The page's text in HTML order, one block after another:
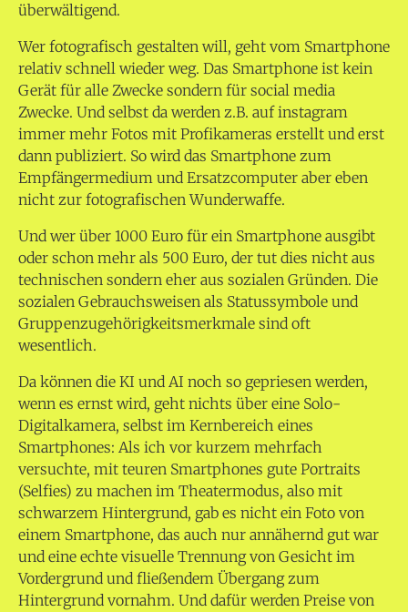
überwältigend.
Wer fotografisch gestalten will, geht vom Smartphone
relativ schnell wieder weg. Das Smartphone ist kein
Gerät für alle Zwecke sondern für social media
Zwecke. Und selbst da werden z.B. auf instagram
immer mehr Fotos mit Profikameras erstellt und erst
dann publiziert. So wird das Smartphone zum
Empfängermedium und Ersatzcomputer aber eben
nicht zur fotografischen Wunderwaffe.
Und wer über 1000 Euro für ein Smartphone ausgibt
oder schon mehr als 500 Euro, der tut dies nicht aus
technischen sondern eher aus sozialen Gründen. Die
sozialen Gebrauchsweisen als Statussymbole und
Gruppenzugehörigkeitsmerkmale sind oft
wesentlich.
Da können die KI und AI noch so gepriesen werden,
wenn es ernst wird, geht nichts über eine Solo-
Digitalkamera, selbst im Kernbereich eines
Smartphones: Als ich vor kurzem mehrfach
versuchte, mit teuren Smartphones gute Portraits
(Selfies) zu machen im Theatermodus, also mit
schwarzem Hintergrund, gab es nicht ein Foto von
einem Smartphone, das auch nur annähernd gut war
und eine echte visuelle Trennung von Gesicht im
Vordergrund und fließendem Übergang zum
Hintergrund vornahm. Und dafür werden Preise von